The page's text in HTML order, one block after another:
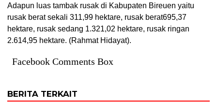
Adapun luas tambak rusak di Kabupaten Bireuen yaitu
rusak berat sekali 311,99 hektare, rusak berat695,37
hektare, rusak sedang 1.321,02 hektare, rusak ringan
2.614,95 hektare. (Rahmat Hidayat).
Facebook Comments Box
BERITA TERKAIT